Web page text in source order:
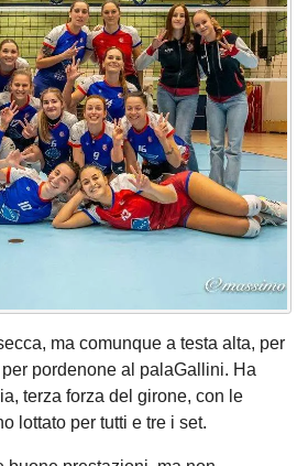
ma comunque a testa alta, per
pordenone al palaGallini. Ha
terza forza del girone, con le
lottato per tutti e tre i set.